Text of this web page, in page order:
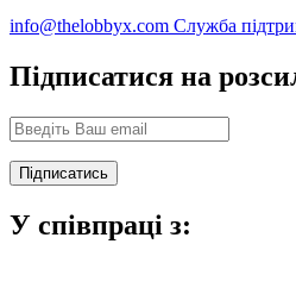
info@thelobbyx.com Служба
Підписатися на
У співпраці з: